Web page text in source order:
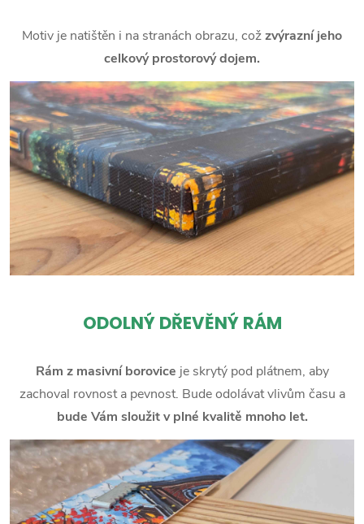
Motiv je natištěn i na stranách obrazu, cožzvýrazní jeho
celkový prostorový dojem.
ODOLNÝ DŘEVĚNÝ RÁM
Rám z masivní borovice je skrytý pod plátnem, aby
zachoval rovnost a pevnost. Bude odolávat vlivům času a
bude Vám sloužit v plné kvalitě mnoho let.